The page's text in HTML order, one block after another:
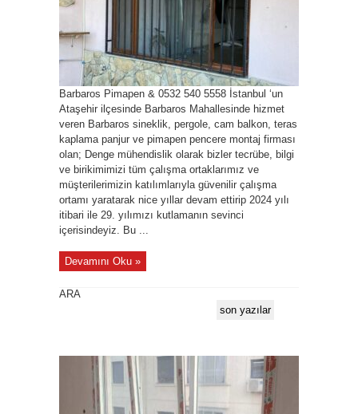
Barbaros Pimapen & 0532 540 5558 İstanbul ‘un
Ataşehir ilçesinde Barbaros Mahallesinde hizmet
veren Barbaros sineklik, pergole, cam balkon, teras
kaplama panjur ve pimapen pencere montaj firması
olan; Denge mühendislik olarak bizler tecrübe, bilgi
ve birikimimizi tüm çalışma ortaklarımız ve
müşterilerimizin katılımlarıyla güvenilir çalışma
ortamı yaratarak nice yıllar devam ettirip 2024 yılı
itibari ile 29. yılımızı kutlamanın sevinci
içerisindeyiz. Bu ...
Devamını Oku »
ARA
son yazılar